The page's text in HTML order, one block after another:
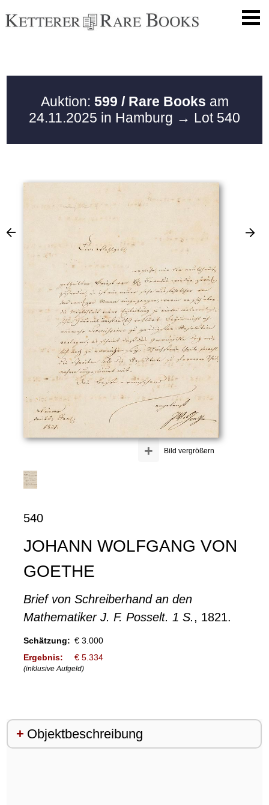
Auktion: 599 / Rare Books am
24.11.2025 in Hamburg → Lot 540
Bild vergrößern
+
540
JOHANN WOLFGANG VON
GOETHE
Brief von Schreiberhand an den
Mathematiker J. F. Posselt. 1 S., 1821.
Schätzung: € 3.000
Ergebnis:
€ 5.334
(inklusive Aufgeld)
Objektbeschreibung